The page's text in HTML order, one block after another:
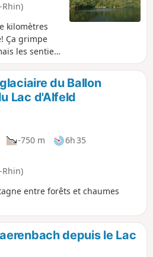
Rhin)
kilomètres
Ça grimpe
les sentiers
du Ballon
Lac d'Alfeld
-750 m
6h 35
Rhin)
entre forêts et chaumes
depuis le Lac